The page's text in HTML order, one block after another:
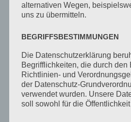
SKIFAHREN MAL
vonbadhindelanger|Feb. 3,
Startseite,Winter
Sie können es gar nicht
alternativen Wegen,
uns zu übermitteln.
BEGRIFFSBESTIMMUNGEN
Die Datenschutzerklärung
Begrifflichkeiten, die durch den
Richtlinien- und
der Datenschutz-
verwendet wurden. Unsere
soll sowohl für die